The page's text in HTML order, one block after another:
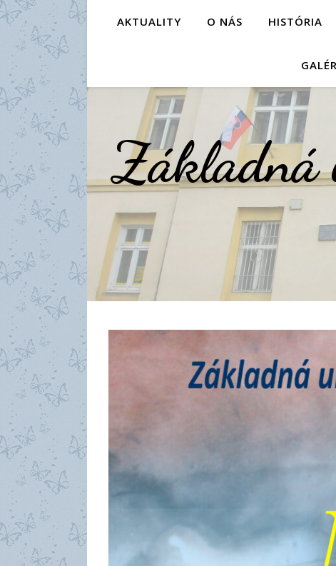
AKTUALITY O NÁS HISTÓRIA
Základná